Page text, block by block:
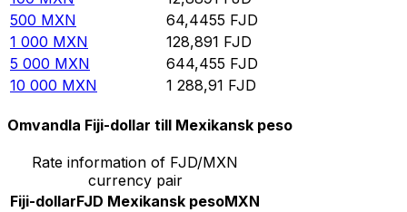
500 MXN 64,4455 FJD
1 000 MXN 128,891 FJD
5 000 MXN 644,455 FJD
10 000 MXN 1 288,91 FJD
Omvandla Fiji-dollar till Mexikansk peso
Rate information of FJD/MXN
currency pair
Fiji-dollarFJD Mexikansk pesoMXN